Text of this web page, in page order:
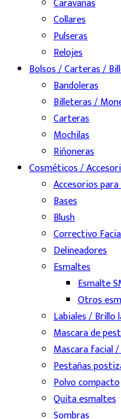
Caravanas
Collares
Pulseras
Relojes
Bolsos / Carteras /
Bandoleras
Billeteras /
Carteras
Mochilas
Riñoneras
Cosméticos /
Accesorios
Bases
Blush
Correctivo
Delineadores
Esmaltes
Esmalte
Otros
Labiales / Brillo
Mascara de
Mascara facial
Pestañas
Polvo compacto
Quita esmaltes
Sombras